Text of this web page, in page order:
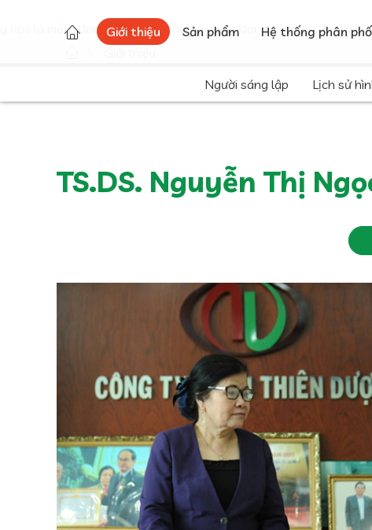
y học là niềm đam mê, là lẽ sống"" />"Lao động nghiên cứu sáng
Giới thiệu Sản phẩm Hệ thống phân
Người sáng lập Lịch sử
TS.DS. Nguyễn Thị